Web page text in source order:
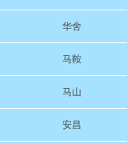
华舍
马鞍
马山
安昌